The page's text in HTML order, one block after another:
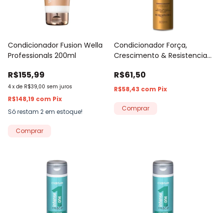
Condicionador Fusion Wella
Professionals 200ml
R$155,99
4 x de R$39,00 sem juros
R$148,19 com Pix
Só restam 2em estoque!
Condicionador Força,
Crescimento & Resistencia
R$61,50
R$58,43 com Pix